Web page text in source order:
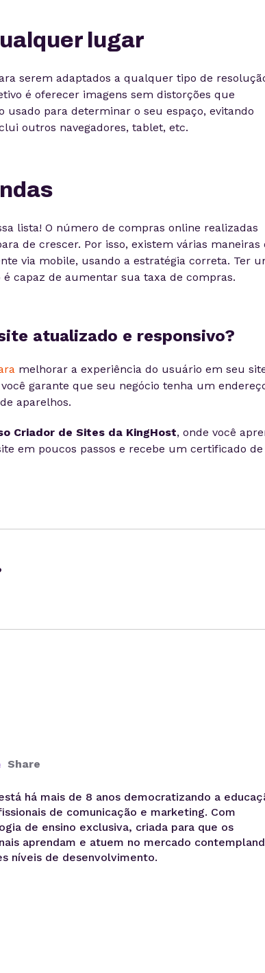
lugar
serem adaptados a qualquer tipo de
é oferecer imagens sem distorções que
para determinar o seu espaço, evitando
outros navegadores, tablet, etc.
lista! O número de compras online realizadas
de crescer. Por isso, existem várias maneiras
via mobile, usando a estratégia correta. Ter
é capaz de aumentar sua taxa de compras.
atualizado e responsivo?
melhorar a experiência do usuário em seu
garante que seu negócio tenha um
aparelhos.
Criador de Sites da KingHost, onde você
em poucos passos e recebe um certificado de
Share
há mais de 8 anos democratizando a
de comunicação e marketing. Com
de ensino exclusiva, criada para que os
aprendam e atuem no mercado
níveis de desenvolvimento.